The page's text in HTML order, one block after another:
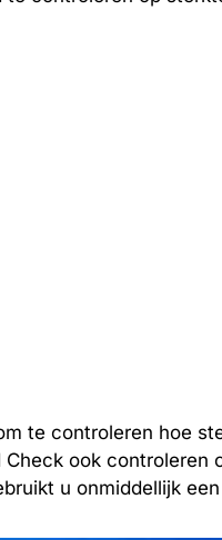
te controleren hoe
ook controleren
u onmiddellijk